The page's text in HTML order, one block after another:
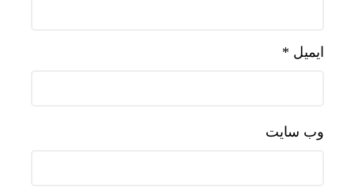
ایمیل *
وب‌ سایت